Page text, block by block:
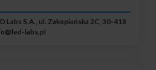
Labs S.A., ul. Zakopiańska 2C, 30-418
labs.pl